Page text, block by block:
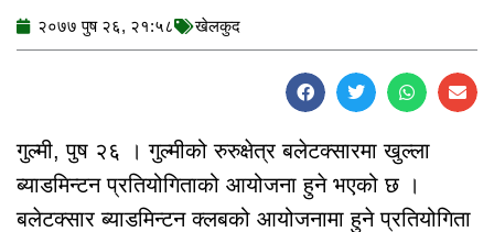
२०७७ पुष २६, २१:५८ खेलकुद
गुल्मी, पुष २६ । गुल्मीको रुरुक्षेत्र बलेटक्सारमा खुल्ला
ब्याडमिन्टन प्रतियोगिताको आयोजना हुने भएको छ ।
बलेटक्सार ब्याडमिन्टन क्लबको आयोजनामा हुने प्रतियोगिता